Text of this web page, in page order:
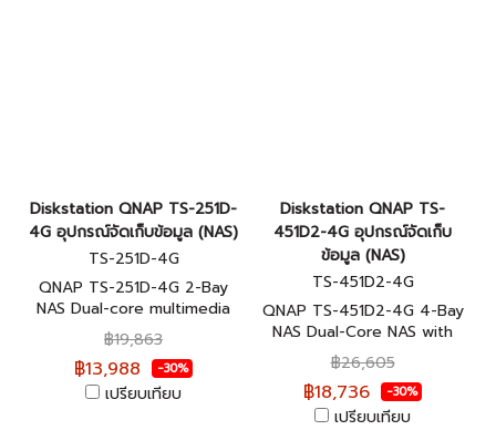
Diskstation QNAP TS-251D-
4G อุปกรณ์จัดเก็บข้อมูล (NAS)
TS-251D-4G
QNAP TS-251D-4G 2-Bay
NAS Dual-core multimedia
NAS with PCIe slot อุปกรณ์
จัดเก็บข้อมูลบนเครือข่าย ประกัน
ศูนย์ 2 ปี
฿19,863
฿13,988 -30%
เปรียบเทียบ
Diskstation QNAP TS-
451D2-4G อุปกรณ์จัดเก็บ
ข้อมูล (NAS)
TS-451D2-4G
QNAP TS-451D2-4G 4-Bay
NAS Dual-Core NAS with
high-efficiency อุปกรณ์จัด
เก็บข้อมูลบนเครือข่าย ประกัน
ศูนย์ 2 ปี
฿26,605
฿18,736 -30%
เปรียบเทียบ